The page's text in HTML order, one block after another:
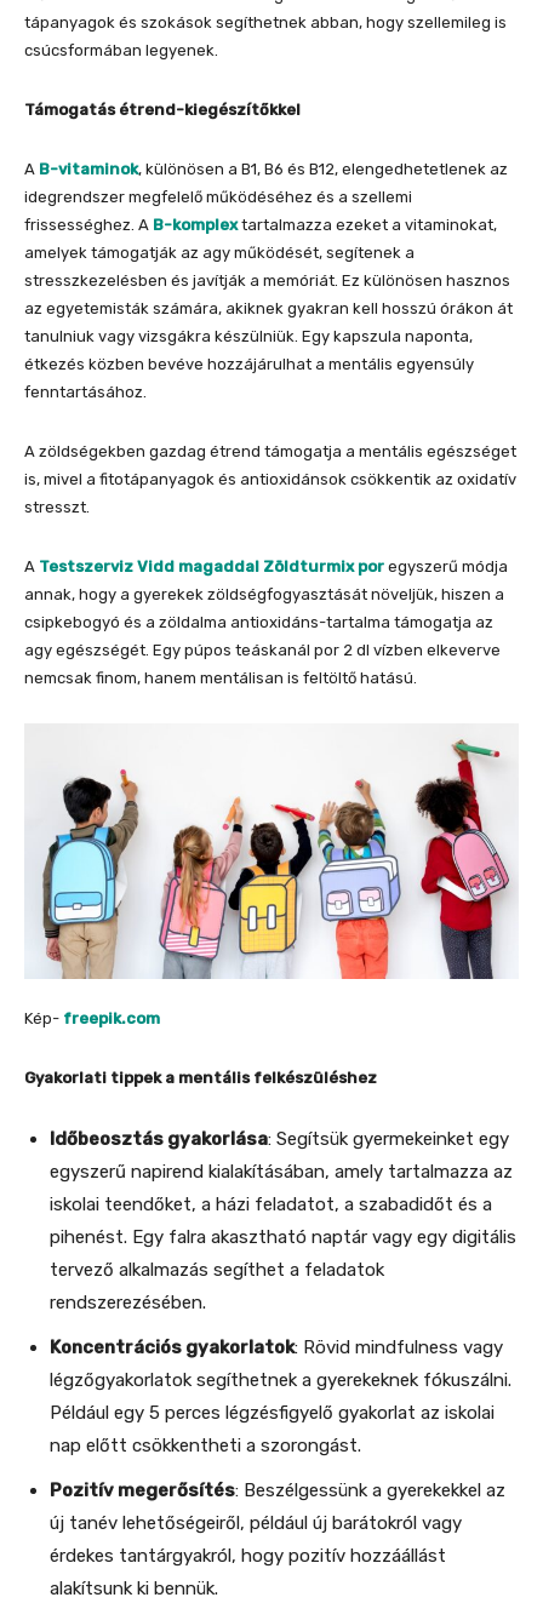
tápanyagok és szokások segíthetnek abban, hogy szellemileg is
csúcsformában legyenek.
Támogatás étrend-kiegészítőkkel
A B-vitaminok, különösen a B1, B6 és B12, elengedhetetlenek az
idegrendszer megfelelő működéséhez és a szellemi
frissességhez. A B-komplextartalmazza ezeket a vitaminokat,
amelyek támogatják az agy működését, segítenek a
stresszkezelésben és javítják a memóriát. Ez különösen hasznos
az egyetemisták számára, akiknek gyakran kell hosszú órákon át
tanulniuk vagy vizsgákra készülniük. Egy kapszula naponta,
étkezés közben bevéve hozzájárulhat a mentális egyensúly
fenntartásához.
A zöldségekben gazdag étrend támogatja a mentális egészséget
is, mivel a fitotápanyagok és antioxidánsok csökkentik az oxidatív
stresszt.
A Testszerviz Vidd magaddal Zöldturmix por egyszerű módja
annak, hogy a gyerekek zöldségfogyasztását növeljük, hiszen a
csipkebogyó és a zöldalma antioxidáns-tartalma támogatja az
agy egészségét. Egy púpos teáskanál por 2 dl vízben elkeverve
nemcsak finom, hanem mentálisan is feltöltő hatású.
Kép- freepik.com
Gyakorlati tippek a mentális felkészüléshez
Időbeosztás gyakorlása: Segítsük gyermekeinket egy
egyszerű napirend kialakításában, amely tartalmazza az
iskolai teendőket, a házi feladatot, a szabadidőt és a
pihenést. Egy falra akasztható naptár vagy egy digitális
tervező alkalmazás segíthet a feladatok
rendszerezésében.
Koncentrációs gyakorlatok: Rövid mindfulness vagy
légzőgyakorlatok segíthetnek a gyerekeknek fókuszálni.
Például egy 5 perces légzésfigyelő gyakorlat az iskolai
nap előtt csökkentheti a szorongást.
Pozitív megerősítés: Beszélgessünk a gyerekekkel az
új tanév lehetőségeiről, például új barátokról vagy
érdekes tantárgyakról, hogy pozitív hozzáállást
alakítsunk ki bennük.